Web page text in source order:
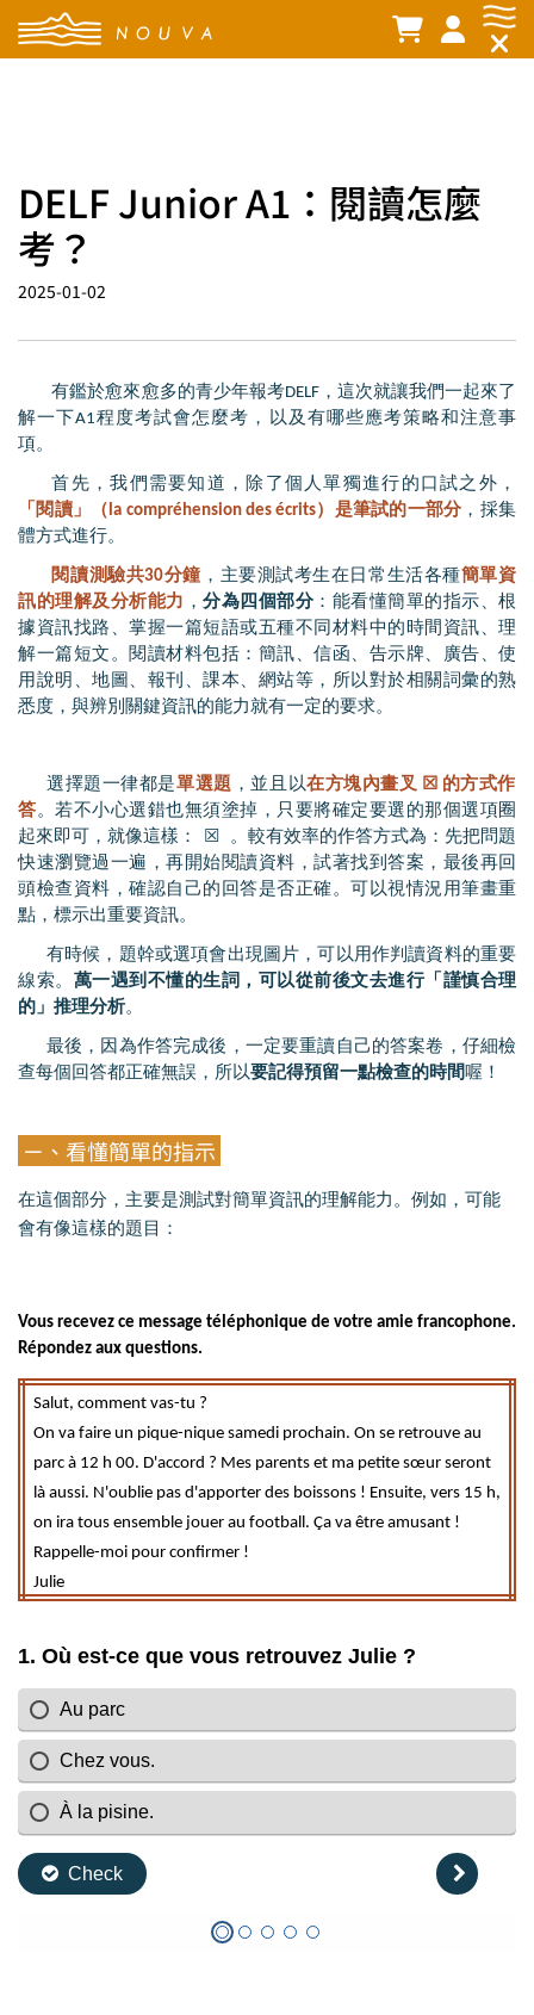
DELF Junior A1：閱讀怎麼
考？
2025-01-02
有鑑於愈來愈多的青少年報考DELF，這次就讓我們一起來了
解一下A1程度考試會怎麼考，以及有哪些應考策略和注意事
項。
首先，我們需要知道，除了個人單獨進行的口試之外，
「閱讀」（la compréhension des écrits）是筆試的一部分 ，採集
體方式進行。
閱讀測驗共30分鐘 ，主要測試考生在日常生活各種簡單資
訊的理解及分析能力 ， 分為四個部分 ：能看懂簡單的指示、根
據資訊找路、掌握一篇短語或五種不同材料中的時間資訊、理
解一篇短文。閱讀材料包括：簡訊、信函、告示牌、廣告、使
用說明、地圖、報刊、課本、網站等，所以對於相關詞彙的熟
悉度，與辨別關鍵資訊的能力就有一定的要求。
選擇題一律都是單選題 ，並且以在方塊內畫叉 ☒ 的方式作
答。若不小心選錯也無須塗掉，只要將確定要選的那個選項圈
起來即可，就像這樣：
☒
。較有效率的作答方式為：先把問題
快速瀏覽過一遍，再開始閱讀資料，試著找到答案，最後再回
頭檢查資料，確認自己的回答是否正確。可以視情況用筆畫重
點，標示出重要資訊。
有時候，題幹或選項會出現圖片，可以用作判讀資料的重要
線索。 萬一遇到不懂的生詞，可以從前後文去進行「謹慎合理
的」推理分析。
最後，因為作答完成後，一定要重讀自己的答案卷，仔細檢
查每個回答都正確無誤，所以要記得預留一點檢查的時間喔！
ㄧ、看懂簡單的指示
在這個部分，主要是測試對簡單資訊的理解能力。例如，可能
會有像這樣的題目：
Vous recevez ce message téléphonique de votre amie francophone.
Répondez aux questions.
Salut, comment vas-tu ?
On va faire un pique-nique samedi prochain. On se retrouve au
parc à 12 h 00. D'accord ? Mes parents et ma petite sœur seront
là aussi. N'oublie pas d'apporter des boissons ! Ensuite, vers 15 h,
on ira tous ensemble jouer au football. Ça va être amusant !
Rappelle-moi pour confirmer !
Julie